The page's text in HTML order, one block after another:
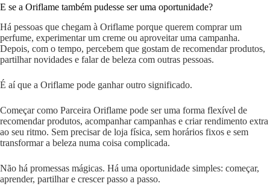
E se a Oriflame também pudesse ser uma oportunidade?
Há pessoas que chegam à Oriflame porque querem comprar um
perfume, experimentar um creme ou aproveitar uma campanha.
Depois, com o tempo, percebem que gostam de recomendar produtos,
partilhar novidades e falar de beleza com outras pessoas.
É aí que a Oriflame pode ganhar outro significado.
Começar como Parceira Oriflame pode ser uma forma flexível de
recomendar produtos, acompanhar campanhas e criar rendimento extra
ao seu ritmo. Sem precisar de loja física, sem horários fixos e sem
transformar a beleza numa coisa complicada.
Não há promessas mágicas. Há uma oportunidade simples: começar,
aprender, partilhar e crescer passo a passo.